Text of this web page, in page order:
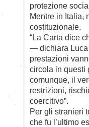
protezione
Mentre in Italia,
costituzionale.
“La Carta dice
— dichiara Luca
prestazioni
circola in questi
comunque, il
restrizioni,
coercitivo”.
Per gli stranieri
che fu l’ultimo